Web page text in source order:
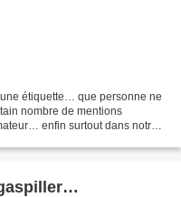
étiquette… que personne ne
nombre de mentions
enfin surtout dans notre